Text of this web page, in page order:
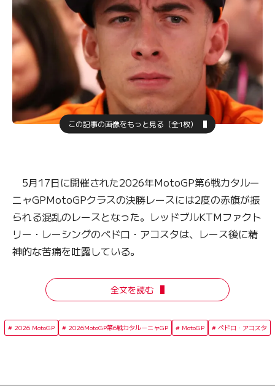
この記事の画像をもっと見る（全1枚）
5月17日に開催された2026年MotoGP第6戦カタルー
ニャGPMotoGPクラスの決勝レースには2度の赤旗が振
られる混乱のレースとなった。レッドブルKTMファクト
リー・レーシングのペドロ・アコスタは、レース後に精
神的な苦痛を吐露している。
全文を読む
2026 MotoGP 2026MotoGP第6戦カタルーニャGP MotoGP ペドロ・アコスタ